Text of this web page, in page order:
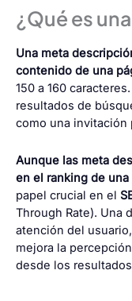
¿Qué es
Una meta
contenido de una
150 a 160
resultados de
como una invitación
Aunque las meta
en el ranking de
papel crucial en el
Through Rate). Una
atención del
mejora la
desde los